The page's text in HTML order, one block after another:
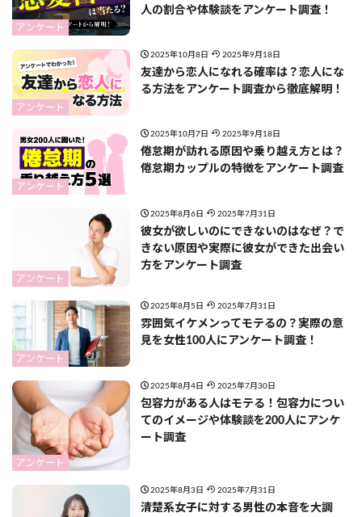
アンケート
人の割合や体験談をアンケート調査！
アンケート
2025年10月8日 2025年9月18日
友達から恋人になれる確率は？恋人にな
る方法をアンケート調査から徹底解明！
アンケート
2025年10月7日 2025年9月18日
倦怠期が訪れる原因や乗り越え方とは？
倦怠期カップルの特徴をアンケート調査
アンケート
2025年8月6日 2025年7月31日
彼女が欲しいのにできないのはなぜ？で
きない原因や実際に彼女ができた出会い
方をアンケート調査
アンケート
2025年8月5日 2025年7月31日
​​雰囲気イケメンってモテるの？実際の意
見を女性100人にアンケート調査！
アンケート
2025年8月4日 2025年7月30日
包容力がある人はモテる！包容力につい
てのイメージや体験談を200人にアンケ
ート調査
2025年8月3日 2025年7月31日
清楚系女子に対する男性の本音を大調